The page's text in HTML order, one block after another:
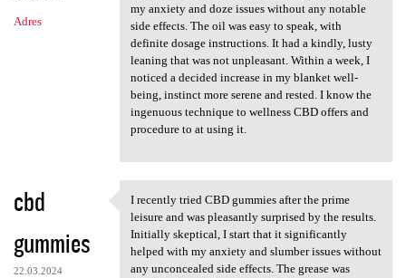
Adres
my anxiety and doze issues without any notable
side effects. The oil was easy to speak, with
definite dosage instructions. It had a kindly, lusty
leaning that was not unpleasant. Within a week, I
noticed a decided increase in my blanket well-
being, instinct more serene and rested. I know the
ingenuous technique to wellness CBD offers and
procedure to at using it.
cbd
gummies
22.03.2024
I recently tried CBD gummies
I recently tried CBD gummies after the prime
leisure and was pleasantly surprised by the results.
Initially skeptical, I start that it significantly
helped with my anxiety and slumber issues without
any unconcealed side effects. The grease was